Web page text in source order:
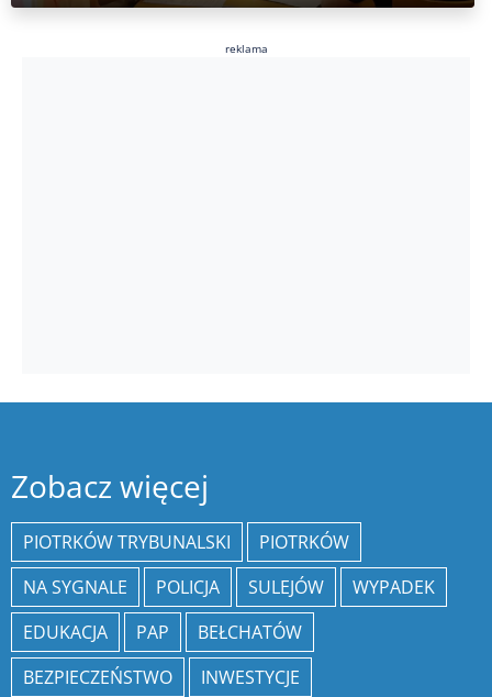
reklama
Zobacz więcej
PIOTRKÓW TRYBUNALSKI
PIOTRKÓW
NA SYGNALE
POLICJA SULEJÓW
WYPADEK
EDUKACJA
PAP
BEŁCHATÓW
BEZPIECZEŃSTWO
INWESTYCJE